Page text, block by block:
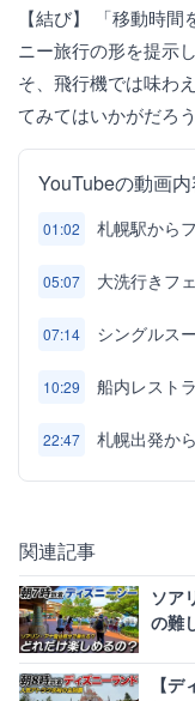
【結び】 「移動時
ニー旅行の形を提示
そ、飛行機では味わ
てみてはいかがだろう
YouTubeの動画
01:02 札幌駅から
05:07 大洗行きフ
07:14 シングルス
10:29 船内レスト
22:47 札幌出発か
関連記事
ソア
の難
【